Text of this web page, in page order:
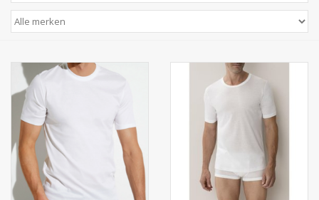
Tafellinnen
Keukenlinnen
Sokken
Zakdoeken
Pullover